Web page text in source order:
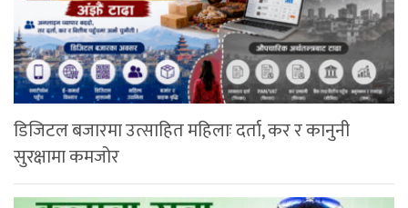
डिजिटल बजारमा उत्साहित महिलाः दर्ता, कर र कानुनी
सुरक्षामा कमजोर